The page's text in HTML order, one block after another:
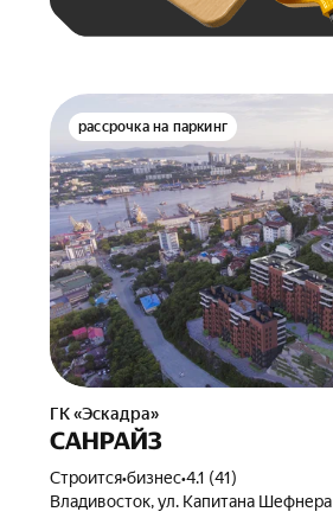
рассрочка на паркинг
ГК «Эскадра»
САНРАЙЗ
Строится•бизнес•4.1 (41)
Владивосток, ул. Капитана Шефнера